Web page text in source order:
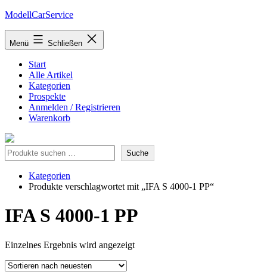
Zum
springen
ModellCarService
Menü Schließen
Start
Alle Artikel
Kategorien
Prospekte
Anmelden / Registrieren
Warenkorb
Suche Suche
Kategorien
Produkte verschlagwortet mit „IFA S 4000-1 PP“
IFA S 4000-1 PP
Einzelnes Ergebnis wird angezeigt